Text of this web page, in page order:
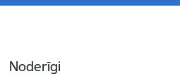
Noderīgi